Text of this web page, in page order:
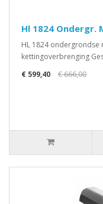
Hl 1824 Ondergr.
HL 1824 ondergrondse
kettingoverbrenging
€ 599,40
€ 666,00